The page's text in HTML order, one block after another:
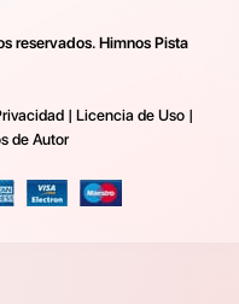
reservados. Himnos Pista
| Licencia de Uso|
de Autor